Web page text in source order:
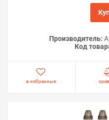
Производитель:
Код
в избранные